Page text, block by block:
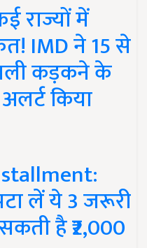
राज्यों में
IMD ने 15 से
कड़कने के
किया
लें ये 3 जरूरी
है ₹2,000